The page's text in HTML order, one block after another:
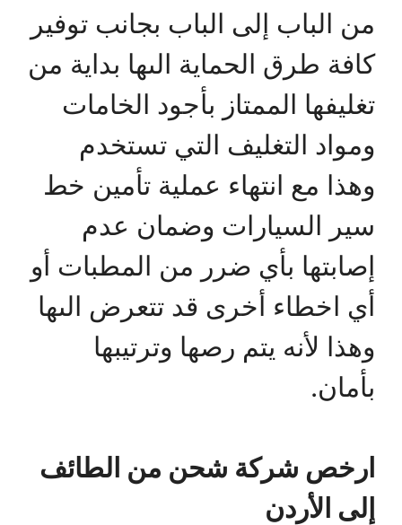
من الباب إلى الباب بجانب توفير
كافة طرق الحماية الىها بداية من
تغليفها الممتاز بأجود الخامات
ومواد التغليف التي تستخدم
وهذا مع انتهاء عملية تأمين خط
سير السيارات وضمان عدم
إصابتها بأي ضرر من المطبات أو
أي اخطاء أخرى قد تتعرض الىها
وهذا لأنه يتم رصها وترتيبها
بأمان.
ارخص شركة شحن من الطائف
إلى الأردن